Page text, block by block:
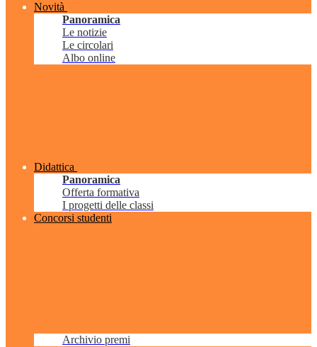
Novità
Panoramica
Le notizie
Le circolari
Albo online
Didattica
Panoramica
Offerta formativa
I progetti delle classi
Concorsi studenti
Archivio premi